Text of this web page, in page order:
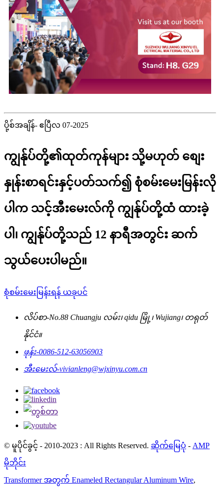
ပို့စ်အချိန်- ဧပြီလ 07-2025
ကျွန်ုပ်တို့၏ထုတ်ကုန်များ သို့မဟုတ် စျေး
နှုန်းစာရင်းနှင့်ပတ်သက်၍ စုံစမ်းမေးမြန်းလို
ပါက သင့်အီးမေးလ်ကို ကျွန်ုပ်တို့ထံ ထားခဲ့
ပါ၊ ကျွန်ုပ်တို့သည် 12 နာရီအတွင်း ဆက်
သွယ်ပေးပါမည်။
စုံစမ်းမေးမြန်းရန် ယခုပင်
လိပ်စာ-No.88 Chuangju လမ်း၊ qidu မြို့၊ Wujiang၊ တရုတ်
နိုင်ငံ။
ဖုန်း-0086-512-63056903
အီးမေးလ်-vivianleng@wjxinyu.com.cn
© မူပိုင်ခွင့် - 2010-2023 : All Rights Reserved. ဆိုက်မြေပုံ - AMP
မိုဘိုင်း
Transformer အတွက် Enameled Rectangular Aluminum Wire,